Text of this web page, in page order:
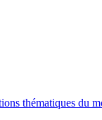
thématiques du